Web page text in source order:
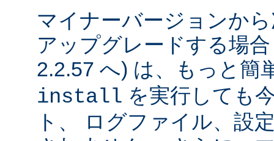
マイナーバージョンか
アップグレードする場
2.2.57 へ) は、もっと簡
install を実行しても
ト、 ログファイル、設